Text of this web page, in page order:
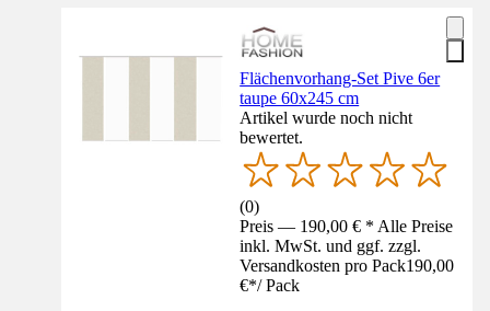
Flächenvorhang-Set Pive 6er
taupe 60x245 cm
Artikel wurde noch nicht
bewertet.
(0)
Preis — 190,00 € * Alle Preise
inkl. MwSt. und ggf. zzgl.
Versandkosten pro Pack190,00
€*/ Pack